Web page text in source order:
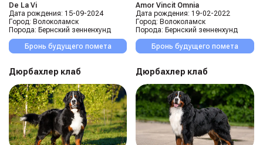
De La Vi
Дата рождения: 15-09-2024
Город: Волоколамск
Порода: Бернский зенненхунд
Бронь будущего помета
Amor Vincit Omnia
Дата рождения: 19-02-2022
Город: Волоколамск
Порода: Бернский зенненхунд
Бронь будущего помета
Дюрбахлер клаб Дюрбахлер клаб